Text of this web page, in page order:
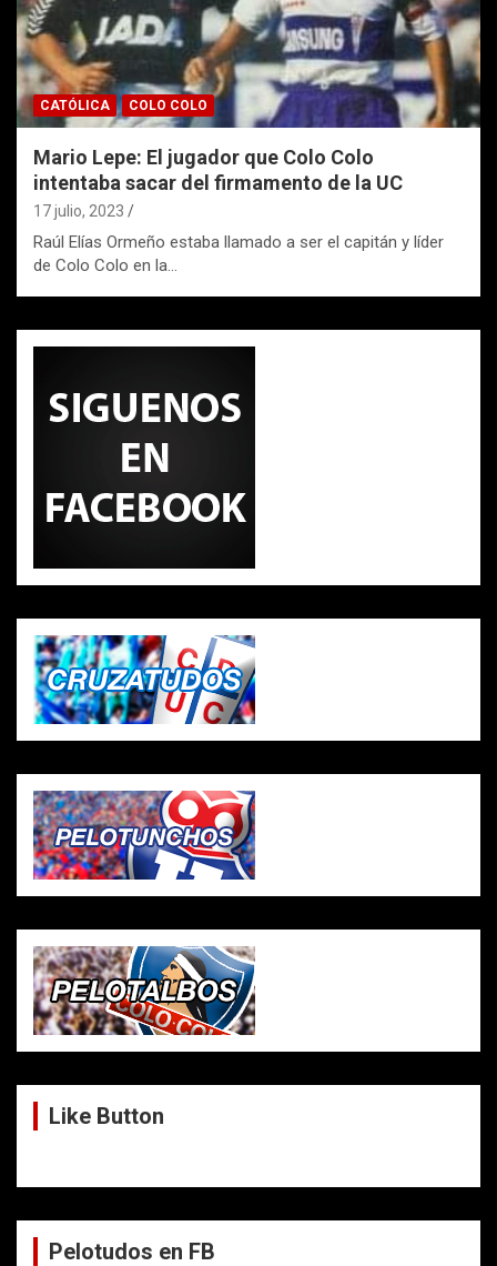
CATÓLICA COLO COLO
Mario Lepe: El jugador que Colo Colo
intentaba sacar del firmamento de la UC
17 julio, 2023
Raúl Elías Ormeño estaba llamado a ser el capitán y líder
de Colo Colo en la…
Like Button
Pelotudos en FB